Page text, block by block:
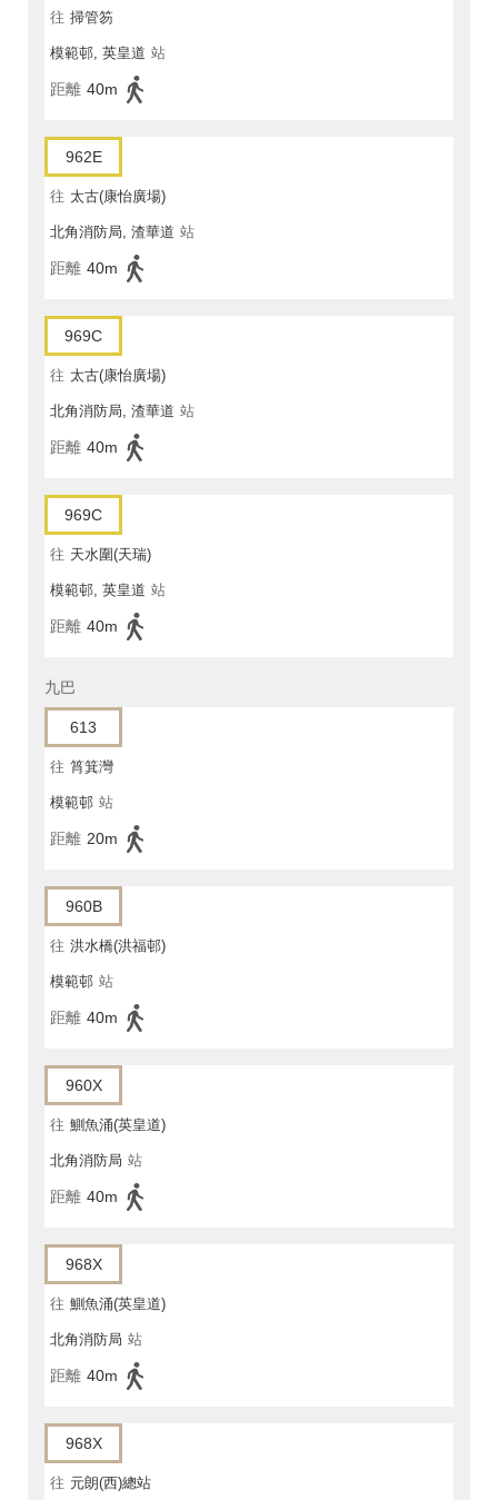
往 掃管笏
模範邨, 英皇道 站
距離 40m
962E
往 太古(康怡廣場)
北角消防局, 渣華道 站
距離 40m
969C
往 太古(康怡廣場)
北角消防局, 渣華道 站
距離 40m
969C
往 天水圍(天瑞)
模範邨, 英皇道 站
距離 40m
九巴
613
往 筲箕灣
模範邨 站
距離 20m
960B
往 洪水橋(洪福邨)
模範邨 站
距離 40m
960X
往 鰂魚涌(英皇道)
北角消防局 站
距離 40m
968X
往 鰂魚涌(英皇道)
北角消防局 站
距離 40m
968X
往 元朗(西)總站